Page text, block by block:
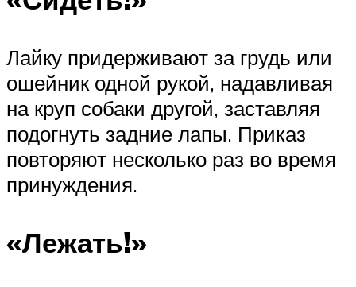
Лайку придерживают за грудь или
ошейник одной рукой, надавливая
на круп собаки другой, заставляя
подогнуть задние лапы. Приказ
повторяют несколько раз во время
принуждения.
«Лежать!»